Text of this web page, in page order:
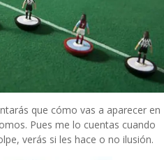
que cómo vas a aparecer en
Pues me lo cuentas cuando
verás si les hace o no ilusión.